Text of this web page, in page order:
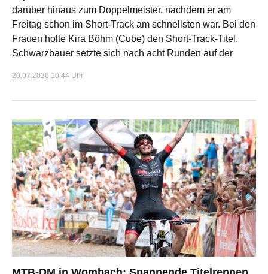
darüber hinaus zum Doppelmeister, nachdem er am
Freitag schon im Short-Track am schnellsten war. Bei den
Frauen holte Kira Böhm (Cube) den Short-Track-Titel.
Schwarzbauer setzte sich nach acht Runden auf der
20.07.2026 10:44 Uhr